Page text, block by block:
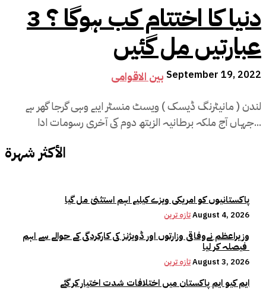
دنیا کا اختتام کب ہوگا ؟ 3
عبارتیں مل گئیں
بین الاقوامی September 19, 2022
لندن ( مانیٹرنگ ڈیسک ) ویسٹ منسٹر ایبے وہی گرجا گھر ہے
جہاں آج ملکہ برطانیہ الزبتھ دوم کی آخری رسومات ادا...
الأكثر شهرة
پاکستانیوں کو امریکی ویزے کیلیے اہم استثنیٰ مل گیا
تازہ ترینAugust 4, 2026
وزیراعظم نےوفاقی وزارتوں اور ڈویژنز کی کارکردگی کے حوالے سے اہم
تازہ ترینAugust 3, 2026
ایم کیو ایم پاکستان میں اختلافات شدت اختیار کر گئے